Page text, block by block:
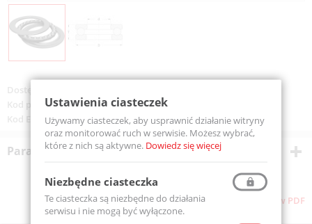
Dostępność:
Kod produktu:51113-MTM
Kod EAN: 5907772108109
Parametry techniczne
Pliki do pobrania Pobierz stronę w PDF
Ustawienia ciasteczek
Używamy ciasteczek, aby usprawnić działanie witryny
oraz monitorować ruch w serwisie. Możesz wybrać,
które z nich są aktywne. Dowiedz się więcej
Niezbędne ciasteczka
Te ciasteczka są niezbędne do działania
serwisu i nie mogą być wyłączone.